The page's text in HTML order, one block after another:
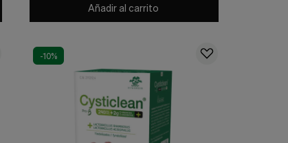
Añadir al carrito
-10%